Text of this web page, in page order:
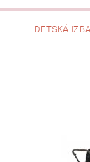
DETSKÁ IZBA